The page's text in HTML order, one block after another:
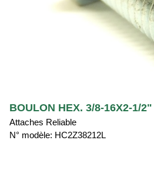
BOULON HEX. 3/8-16X2-1/
Attaches Reliable
N° modèle: HC2Z38212L